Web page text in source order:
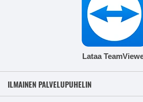
Lataa
ILMAINEN PALVELUPUHELIN